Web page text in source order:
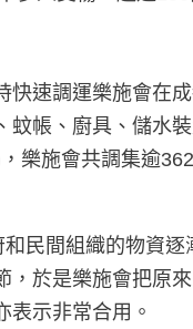
速調運樂施會在
帳、廚具、儲水
樂施會共調集逾
民間組織的物資
於是樂施會把原
示非常合用。